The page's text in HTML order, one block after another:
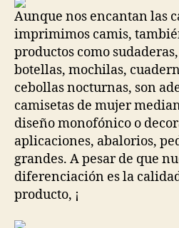
Aunque nos encantan las
imprimimos camis,
productos como
botellas, mochilas,
cebollas nocturnas, son
camisetas de mujer
diseño monofónico o
aplicaciones, abalorios,
grandes. A pesar de que
diferenciación es la
producto, ¡